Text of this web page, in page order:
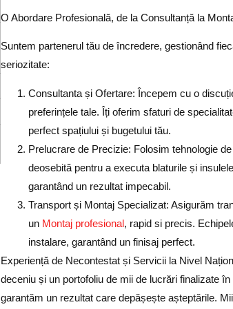
O Abordare Profesională, de la Consultanță la
Suntem partenerul tău de încredere, gestionând
seriozitate:
Consultanta și Ofertare: Începem cu o
preferințele tale. Îți oferim sfaturi de
perfect spațiului și bugetului tău.
Prelucrare de Precizie: Folosim tehnologie
deosebită pentru a executa blaturile și
garantând un rezultat impecabil.
Transport și Montaj Specializat: Asigurăm
un Montaj profesional, rapid si precis.
instalare, garantând un finisaj perfect.
Experiență de Necontestat și Servicii la Nivel
deceniu și un portofoliu de mii de lucrări finalizate
garantăm un rezultat care depășește așteptările.